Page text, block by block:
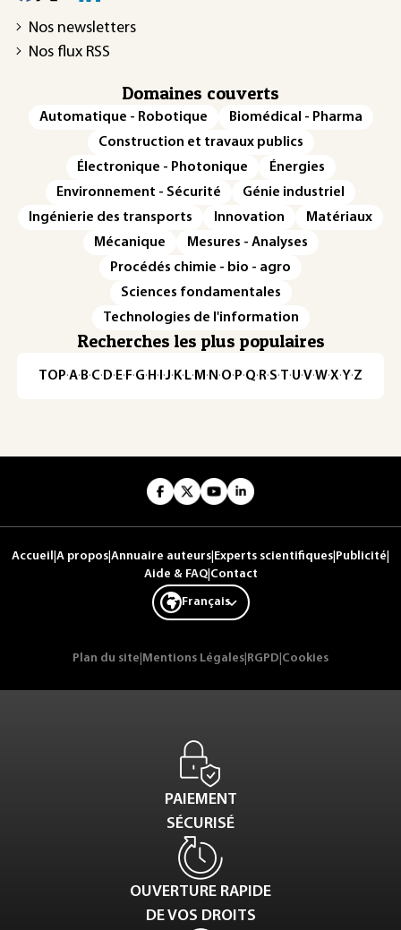
Nos newsletters
Nos flux RSS
Domaines couverts
Automatique - Robotique
Biomédical - Pharma
Construction et travaux publics
Électronique - Photonique
Énergies
Environnement - Sécurité
Génie industriel
Ingénierie des transports
Innovation
Matériaux
Mécanique
Mesures - Analyses
Procédés chimie - bio - agro
Sciences fondamentales
Technologies de l'information
Recherches les plus populaires
TOP·A·B·C· D· E· F·G· H · ·J· K· L· M · N ·O· P·Q· R·S·T·U·V·W·X·Y·Z
Accueil A propos Annuaire auteurs Experts scientifiques Publicité
Aide & FAQ| Contact
Français
Plan du site Mentions Légales RGPD Cookies
PAIEMENT
SÉCURISÉ
OUVERTURE RAPIDE
DE VOS DROITS